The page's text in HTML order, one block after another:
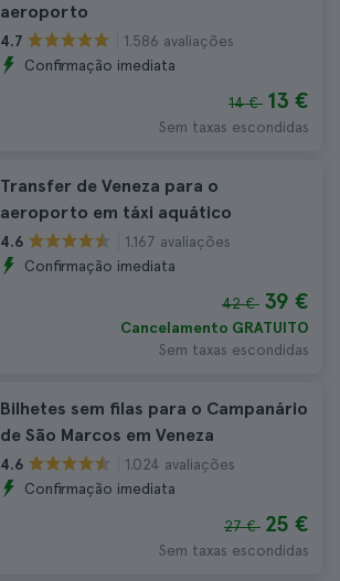
aeroporto
4.7
1.586 avaliações
Confirmação imediata
14 € 13 €
Sem taxas escondidas
Transfer de Veneza para o
aeroporto em táxi aquático
4.6
1.167 avaliações
Confirmação imediata
42 € 39 €
Cancelamento GRATUITO
Sem taxas escondidas
Bilhetes sem filas para o Campanário
de São Marcos em Veneza
4.6
1.024 avaliações
Confirmação imediata
27 € 25 €
Sem taxas escondidas